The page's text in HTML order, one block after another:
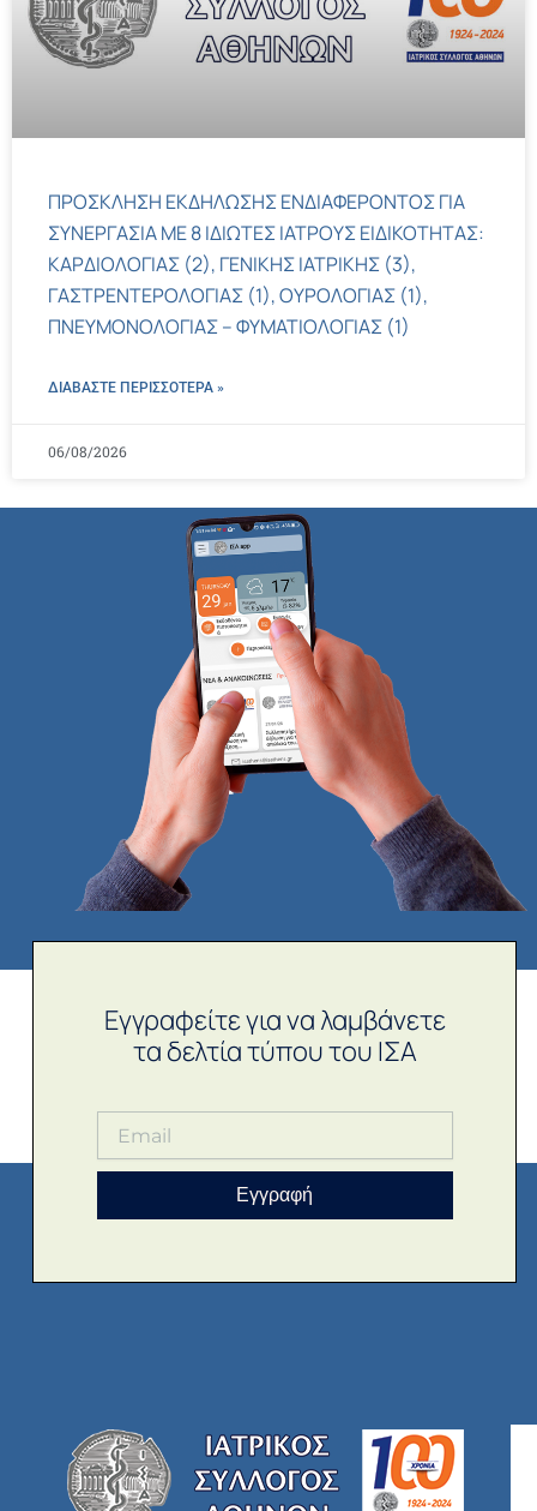
ΠΡΟΣΚΛΗΣΗ ΕΚΔΗΛΩΣΗΣ ΕΝΔΙΑΦΕΡΟΝΤΟΣ ΓΙΑ
ΣΥΝΕΡΓΑΣΙΑ ΜΕ 8 ΙΔΙΩΤΕΣ ΙΑΤΡΟΥΣ ΕΙΔΙΚΟΤΗΤΑΣ:
ΚΑΡΔΙΟΛΟΓΙΑΣ (2), ΓΕΝΙΚΗΣ ΙΑΤΡΙΚΗΣ (3),
ΓΑΣΤΡΕΝΤΕΡΟΛΟΓΙΑΣ (1), ΟΥΡΟΛΟΓΙΑΣ (1),
ΠΝΕΥΜΟΝΟΛΟΓΙΑΣ – ΦΥΜΑΤΙΟΛΟΓΙΑΣ (1)
ΔΙΑΒΑΣΤΕ ΠΕΡΙΣΣΌΤΕΡΑ »
06/08/2026
Εγγραφείτε για να λαμβάνετε
τα δελτία τύπου του ΙΣΑ
Εγγραφή